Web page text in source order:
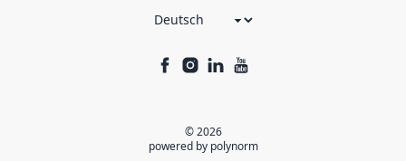
© 2026
powered by polynorm